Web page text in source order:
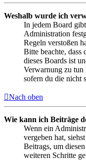
Weshalb wurde ich
In jedem Board
Administration
Regeln verstoßen
Bitte beachte, dass
dieses Boards ist
Verwarnung zu tun
sofern du die nicht
Nach oben
Wie kann ich Beiträge
Wenn ein
vergeben hat,
Beitrags, um
weiteren Schritte